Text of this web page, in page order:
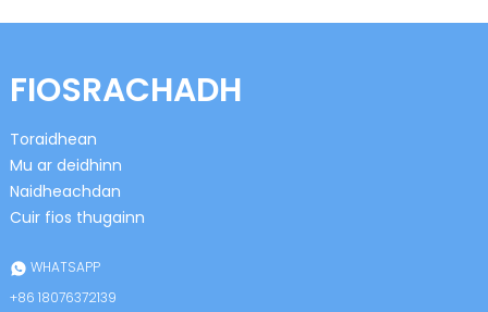
FIOSRACHADH
Toraidhean
Mu ar deidhinn
Naidheachdan
Cuir fios thugainn
WHATSAPP
+86 18076372139